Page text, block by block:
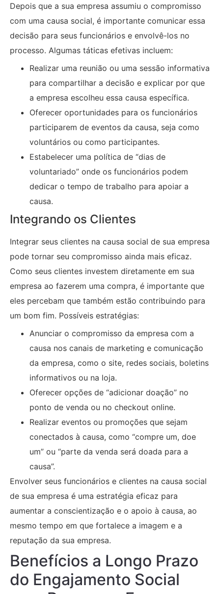
Depois que a sua empresa assumiu o compromisso
com uma causa social, é importante comunicar essa
decisão para seus funcionários e envolvê-los no
processo. Algumas táticas efetivas incluem:
Realizar uma reunião ou uma sessão informativa
para compartilhar a decisão e explicar por que
a empresa escolheu essa causa específica.
Oferecer oportunidades para os funcionários
participarem de eventos da causa, seja como
voluntários ou como participantes.
Estabelecer uma política de “dias de
voluntariado” onde os funcionários podem
dedicar o tempo de trabalho para apoiar a
causa.
Integrando os Clientes
Integrar seus clientes na causa social de sua empresa
pode tornar seu compromisso ainda mais eficaz.
Como seus clientes investem diretamente em sua
empresa ao fazerem uma compra, é importante que
eles percebam que também estão contribuindo para
um bom fim. Possíveis estratégias:
Anunciar o compromisso da empresa com a
causa nos canais de marketing e comunicação
da empresa, como o site, redes sociais, boletins
informativos ou na loja.
Oferecer opções de “adicionar doação” no
ponto de venda ou no checkout online.
Realizar eventos ou promoções que sejam
conectados à causa, como “compre um, doe
um” ou “parte da venda será doada para a
causa”.
Envolver seus funcionários e clientes na causa social
de sua empresa é uma estratégia eficaz para
aumentar a conscientização e o apoio à causa, ao
mesmo tempo em que fortalece a imagem e a
reputação da sua empresa.
Benefícios a Longo Prazo
do Engajamento Social